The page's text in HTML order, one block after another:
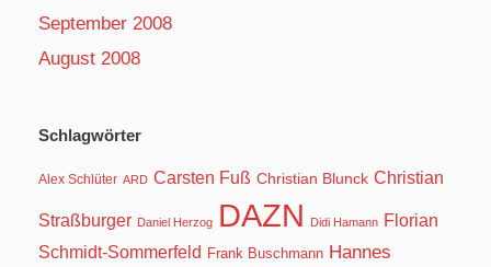
September 2008
August 2008
Schlagwörter
Alex Schlüter ARD Carsten Fuß Christian Blunck Christian
Straßburger Daniel Herzog DAZN Didi Hamann Florian
Schmidt-Sommerfeld Frank Buschmann Hannes